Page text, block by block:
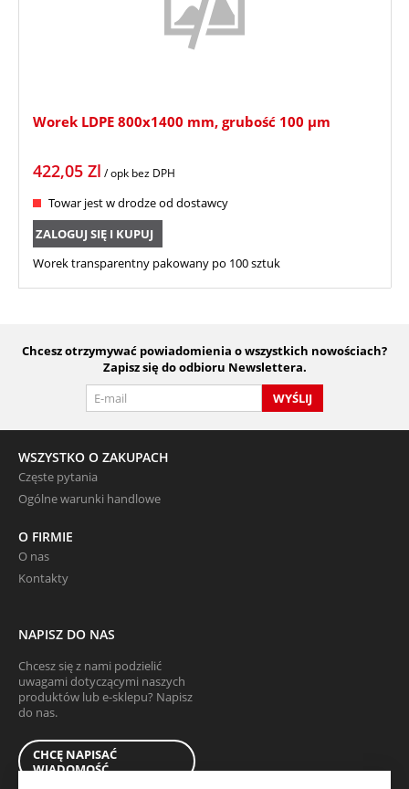
Worek LDPE 800x1400 mm, grubość 100 µm
422,05 Zl / opk bez DPH
Towar jest w drodze od dostawcy
ZALOGUJ SIĘ I KUPUJ
Worek transparentny pakowany po 100 sztuk
Chcesz otrzymywać powiadomienia o wszystkich nowościach?
Zapisz się do odbioru Newslettera.
WYŚLIJ
WSZYSTKO O ZAKUPACH
Częste pytania
Ogólne warunki handlowe
O FIRMIE
O nas
Kontakty
NAPISZ DO NAS
Chcesz się z nami podzielić
uwagami dotyczącymi naszych
produktów lub e-sklepu? Napisz
do nas.
CHCĘ NAPISAĆ
WIADOMOŚĆ